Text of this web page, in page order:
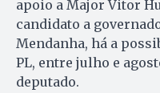
apoio a Major Vitor
candidato a
Mendanha, há a
PL, entre julho e
deputado.